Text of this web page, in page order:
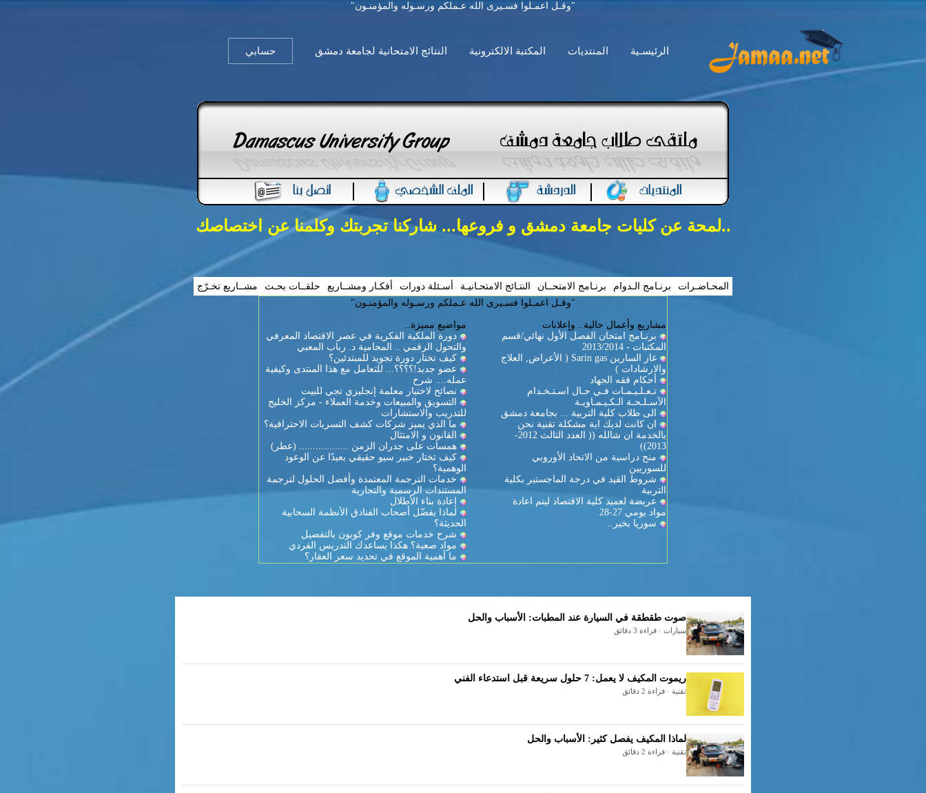
"وقـل اعمـلوا فسـيرى الله عـملكم ورسـوله والمؤمنـون"
الرئيسـية المنتديات المكتبة الالكترونية النتائج الامتحانية لجامعة دمشق حسابي
..لمحة عن كليات جامعة دمشق و فروعها... شاركنا تجربتك وكلمنا عن اختصاصك
المحـاضـرات برنـامج الـدوام برنـامج الامتحــان النتـائج الامتحـانيـة أسـئلة دورات أفكـار ومشــاريع حلقــات بحـث
مشــاريع تخـرّج
"وقـل اعمـلوا فسـيرى الله عـملكم ورسـوله والمؤمنـون"
مشاريع وأعمال حالية.. وإعلانات
برنـامج امتحان الفصل الأول نهائي/قسم
المكتبات - 2013/2014
غاز السارين Sarin gas ( الأعراض, العلاج
والارشادات )
أحكام فقه الجهاد
تـعـلـيـمـات فـي حـال اسـتـخـدام
الآسـلـحـة الـكـيـمـاويـة
الى طلاب كلية التربية ... بجامعة دمشق
ان كانت لديك اية مشكلة تقنية نحن
بالخدمة ان شالله (( العدد الثالث 2012-
2013))
منح دراسية من الاتحاد الأوروبي
للسوريين
شروط القيد في درجة الماجستير بكلية
التربية
عريضة لعميد كلية الاقتصاد ليتم اعادة
مواد يومي 27-28
سوريا بخير..
مواضيع مميزة..
دورة الملكية الفكرية في عصر الاقتصاد المعرفي
والتحول الرقمي .. المحامية د. رباب المعبي
كيف تختار دورة تجويد للمبتدئين؟
عضو جديد!؟؟؟؟... للتعامل مع هذا المنتدى وكيفية
عمله.... شرح
نصائح لاختيار معلمة إنجليزي تجي للبيت
التسويق والمبيعات وخدمة العملاء - مركز الخليج
للتدريب والاستشارات
ما الذي يميز شركات كشف التسربات الاحترافية؟
القانون و الامتثال
همسات على جدران الزمن .................. (عطر)
كيف تختار خبير سيو حقيقي بعيدًا عن الوعود
الوهمية؟
خدمات الترجمة المعتمدة وأفضل الحلول لترجمة
المستندات الرسمية والتجارية
إعادة بناء الأطلال
لماذا يفضّل أصحاب الفنادق الأنظمة السحابية
الحديثة؟
شرح خدمات موقع وفر كوبون بالتفصيل
مواد صعبة؟ هكذا يساعدك التدريس الفردي
ما أهمية الموقع في تحديد سعر العقار؟
صوت طقطقة في السيارة عند المطبات: الأسباب والحل
سيارات · قراءة 3 دقائق
ريموت المكيف لا يعمل: 7 حلول سريعة قبل استدعاء الفني
تقنية · قراءة 2 دقائق
لماذا المكيف يفصل كثير: الأسباب والحل
تقنية · قراءة 2 دقائق